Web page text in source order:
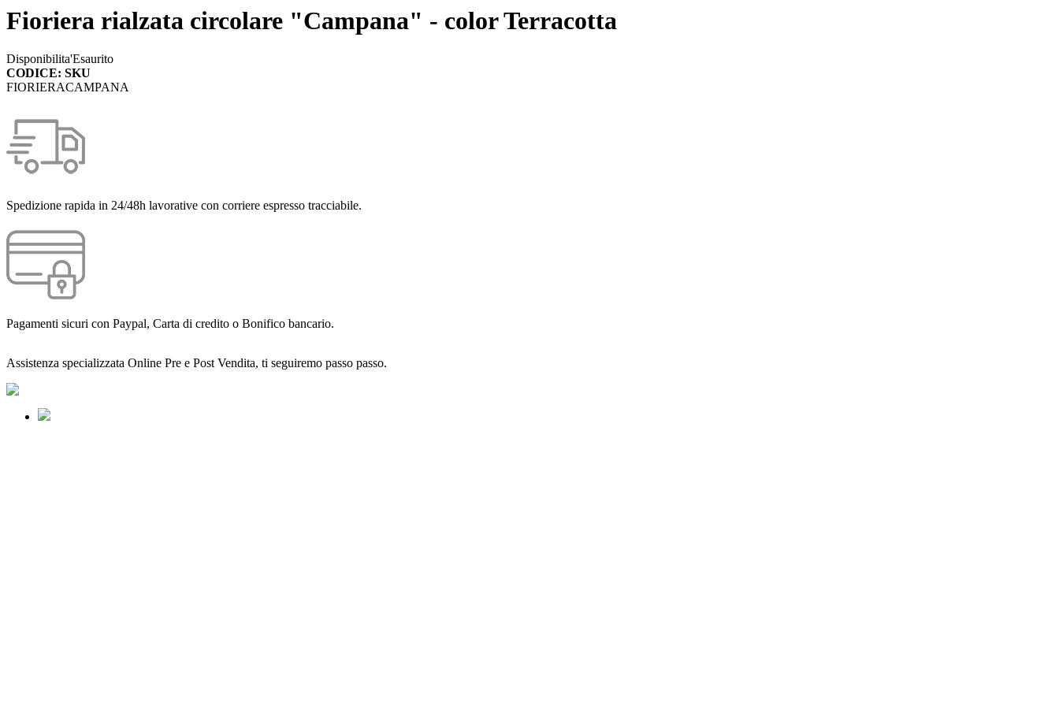
Fioriera rialzata circolare "Campana" - color Terracotta
Disponibilita'Esaurito
CODICE: SKU
FIORIERACAMPANA
Spedizione rapida in 24/48h lavorative con corriere espresso tracciabile.
Pagamenti sicuri con Paypal, Carta di credito o Bonifico bancario.
Assistenza specializzata Online Pre e Post Vendita, ti seguiremo passo passo.